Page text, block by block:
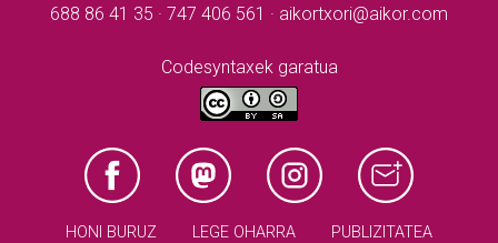
688 86 41 35 · 747 406 561 · aikortxori@aikor.com
Codesyntaxek garatua
HONI BURUZ LEGE OHARRA PUBLIZITATEA